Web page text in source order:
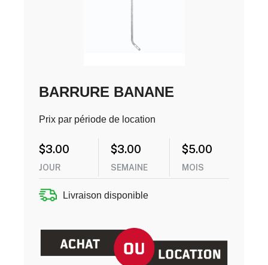
BARRURE BANANE
Prix par période de location
$3.00
JOUR
$3.00
SEMAINE
$5.00
MOIS
Livraison disponible